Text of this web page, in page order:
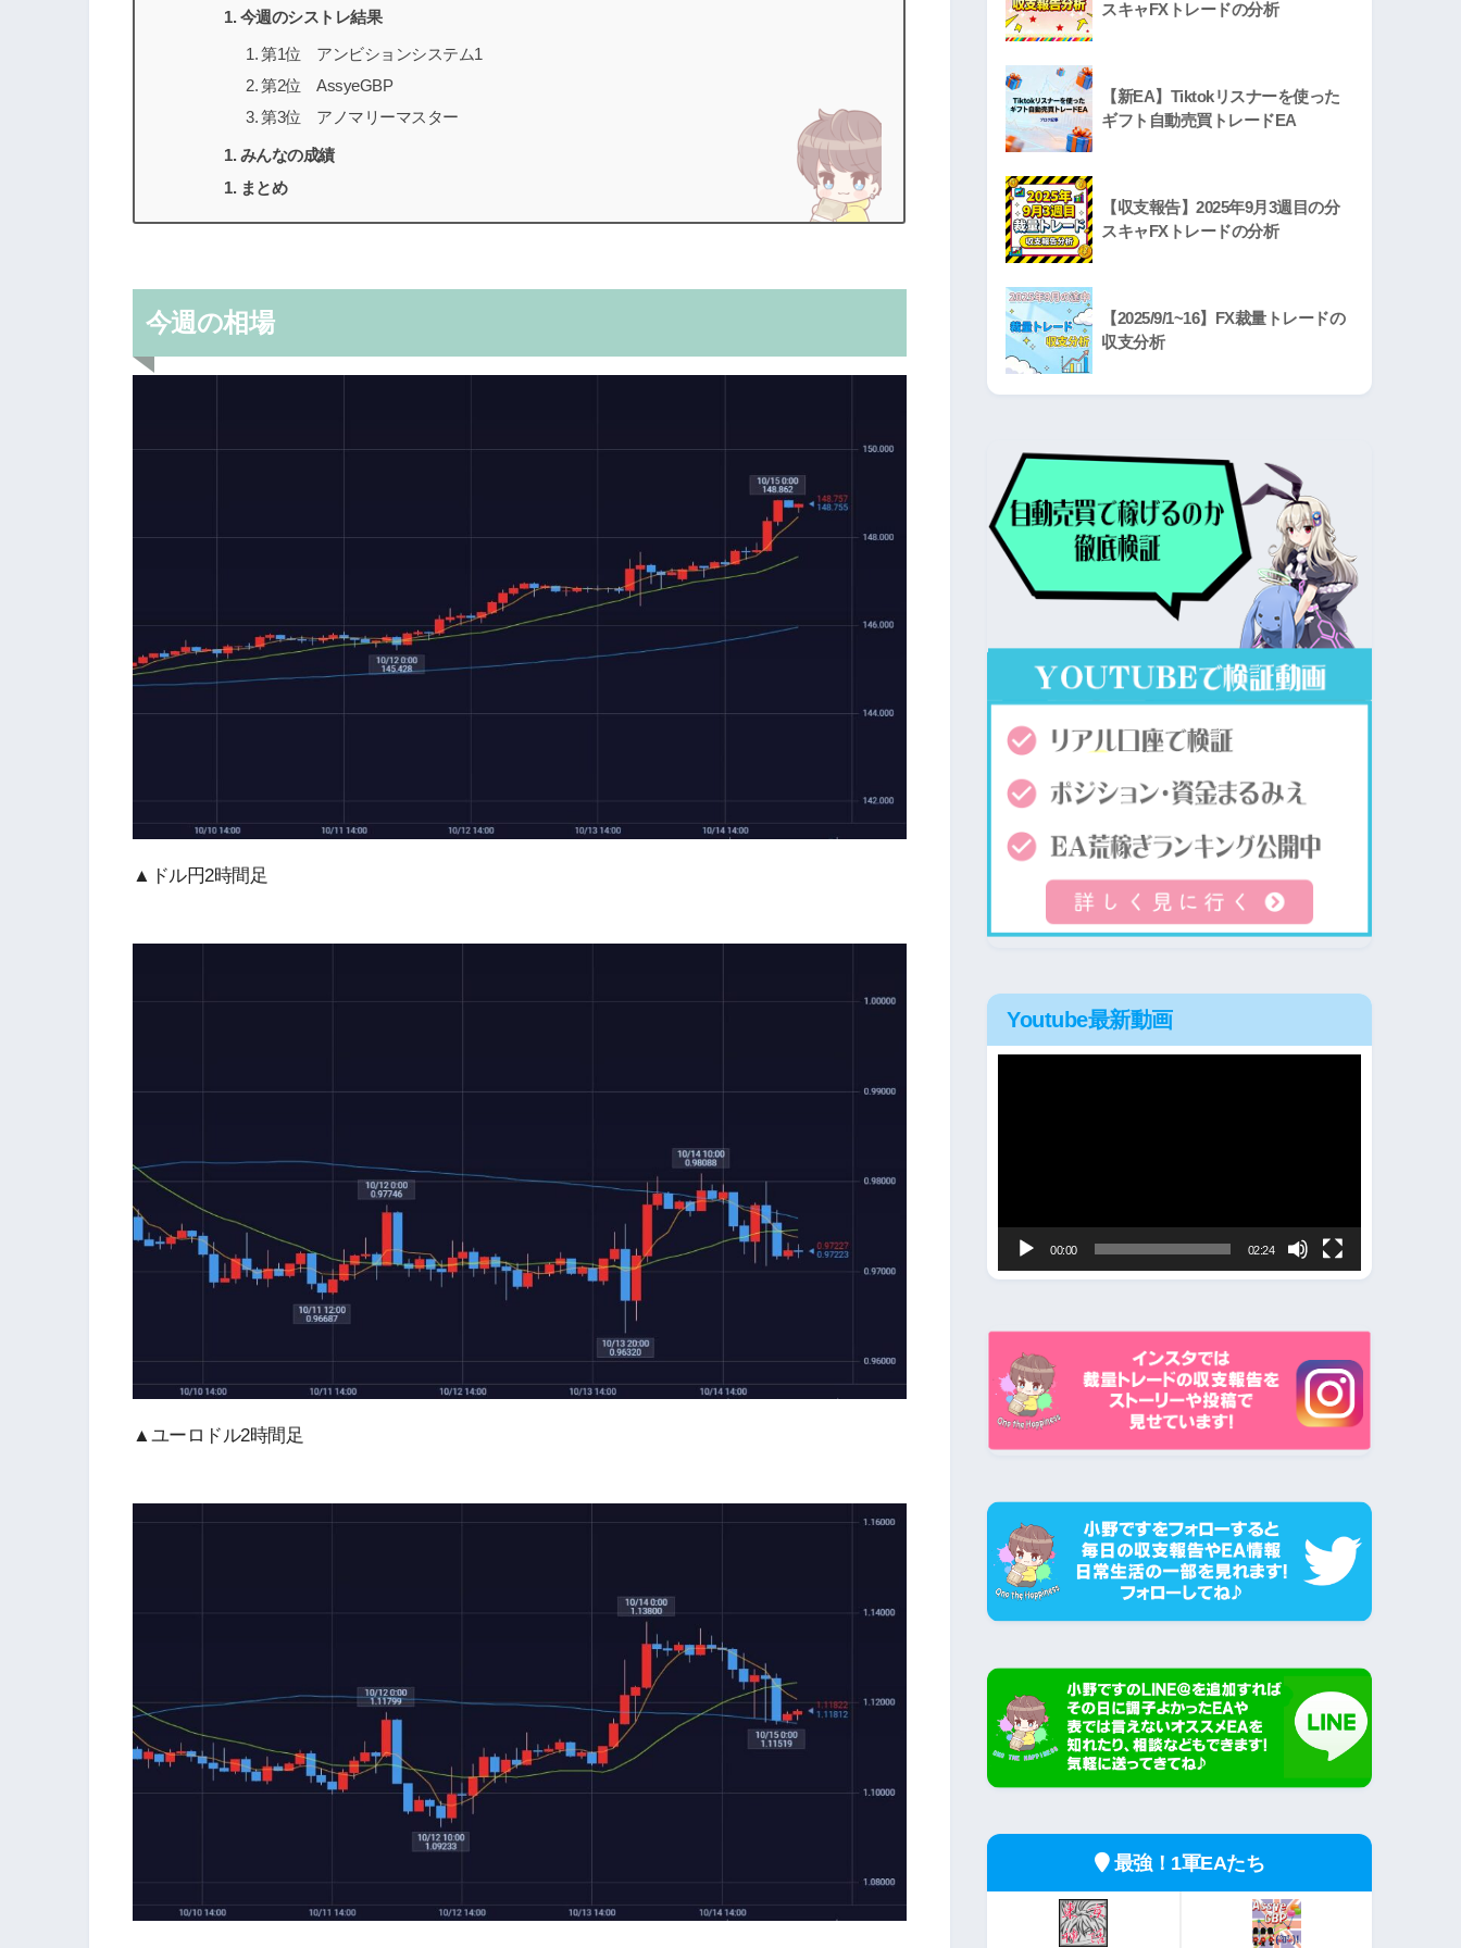
今週のシストレ結果
第1位 アンビションシステム1
第2位 AssyeGBP
第3位 アノマリーマスター
みんなの成績
まとめ
今週の相場
▲ドル円2時間足
▲ユーロドル2時間足
スキャFXトレードの分析
【新EA】Tiktokリスナーを使った
ギフト自動売買トレードEA
【収支報告】2025年9月3週目の分
スキャFXトレードの分析
【2025/9/1~16】FX裁量トレードの
収支分析
Youtube最新動画
ヤ
00:00 02:24
最強！1軍EAたち